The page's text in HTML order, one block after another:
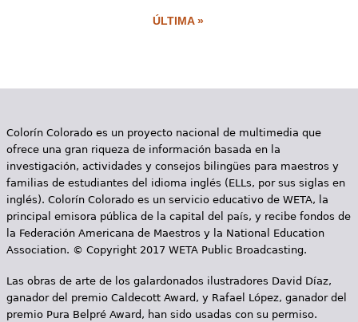
i
a
s
ÚLTIMA »
Colorín Colorado es un proyecto nacional de multimedia que
ofrece una gran riqueza de información basada en la
investigación, actividades y consejos bilingües para maestros y
familias de estudiantes del idioma inglés (ELLs, por sus siglas en
inglés). Colorín Colorado es un servicio educativo de WETA, la
principal emisora pública de la capital del país, y recibe fondos de
la Federación Americana de Maestros y la National Education
Association. © Copyright 2017 WETA Public Broadcasting.
Las obras de arte de los galardonados ilustradores David Díaz,
ganador del premio Caldecott Award, y Rafael López, ganador del
premio Pura Belpré Award, han sido usadas con su permiso.